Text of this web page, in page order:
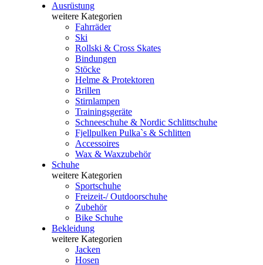
Ausrüstung
weitere Kategorien
Fahrräder
Ski
Rollski & Cross Skates
Bindungen
Stöcke
Helme & Protektoren
Brillen
Stirnlampen
Trainingsgeräte
Schneeschuhe & Nordic Schlittschuhe
Fjellpulken Pulka`s & Schlitten
Accessoires
Wax & Waxzubehör
Schuhe
weitere Kategorien
Sportschuhe
Freizeit-/ Outdoorschuhe
Zubehör
Bike Schuhe
Bekleidung
weitere Kategorien
Jacken
Hosen